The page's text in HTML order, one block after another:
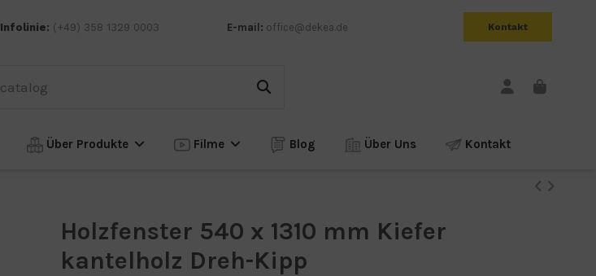
Infolinie: (+49) 358 1329 0003 E-mail: office@dekea.de Kontakt
Über Produkte Filme Blog Über Uns Kontakt
Holzfenster 540 x 1310 mm Kiefer
kantelholz Dreh-Kipp